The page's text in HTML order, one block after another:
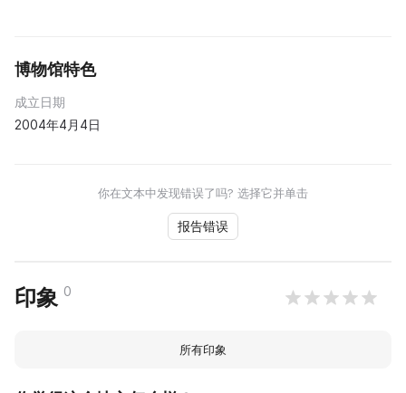
博物馆特色
成立日期
2004年4月4日
你在文本中发现错误了吗? 选择它并单击
报告错误
印象 0
所有印象